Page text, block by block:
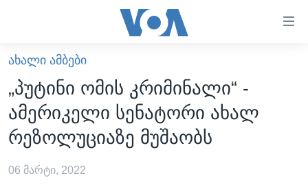
ხელმისაწვდომობისთვის
გადადით
მთავარზე
გადადით
მთავარ
ნავიგაციაზე
გადადით
ძიებაზე
ᲐᲮᲐᲚᲘ ᲐᲛᲑᲔᲑᲘ
ᲡᲐᲥᲐᲠᲗᲕᲔᲚᲝ
ᲐᲨᲨ
ᲐᲨᲨ-ᲘᲡ ᲐᲠᲩᲔᲕᲜᲔᲑᲘ 2024
ᲐᲮᲐᲚᲘ ᲐᲛᲑᲔᲑᲘ
„პუტინი ომის კრიმინალი“ -
ამერიკელი სენატორი ახალ
რეზოლუციაზე მუშაობს
06 მარტი, 2022